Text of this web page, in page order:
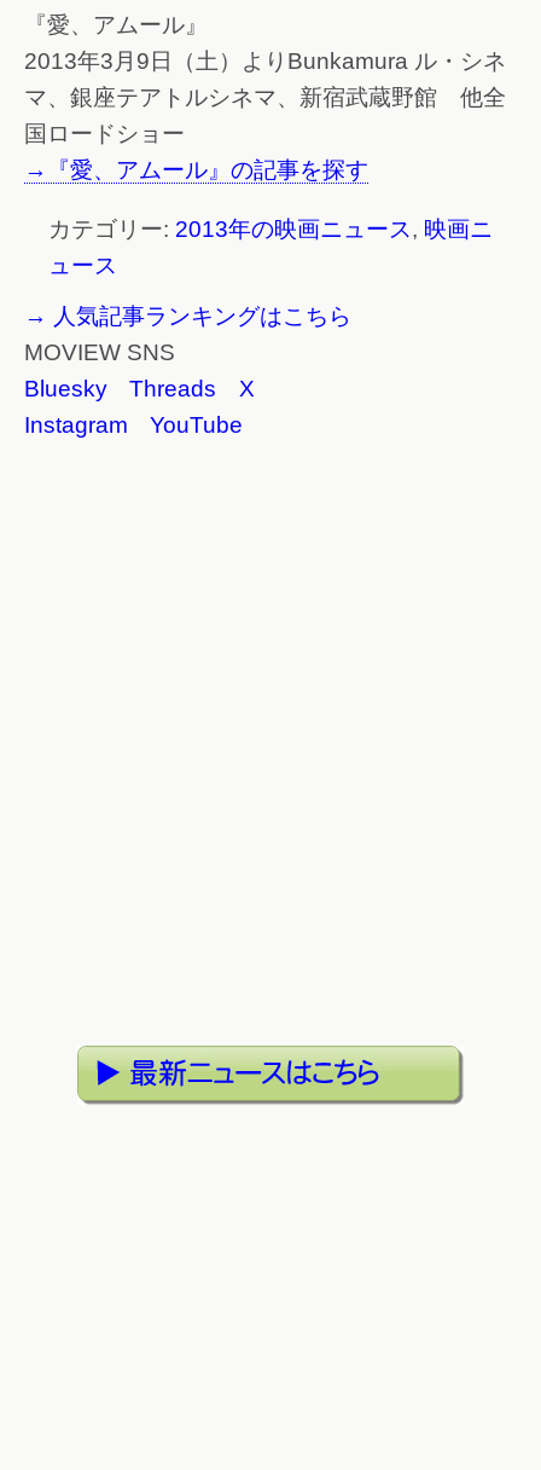
『愛、アムール』
2013年3月9日（土）よりBunkamura ル・シネ
マ、銀座テアトルシネマ、新宿武蔵野館 他全
国ロードショー
→『愛、アムール』の記事を探す
カテゴリー: 2013年の映画ニュース, 映画ニ
ュース
→ 人気記事ランキングはこちら
MOVIEW SNS
Bluesky
Threads
X
Instagram
YouTube